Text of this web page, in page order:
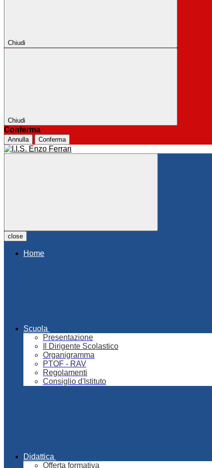
Chiudi
Chiudi
Conferma
Annulla Conferma
close
Home
Scuola
Presentazione
Il Dirigente Scolastico
Organigramma
PTOF - RAV
Regolamenti
Consiglio d'Istituto
Didattica
Offerta formativa